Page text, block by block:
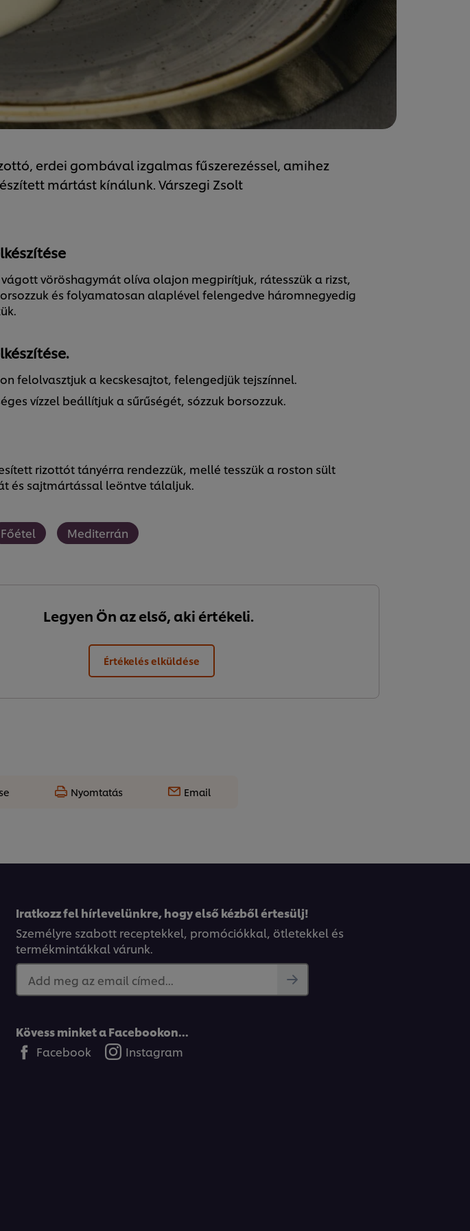
erdei gombával izgalmas fűszerezéssel, amihez
mártást kínálunk. Várszegi Zsolt
vöröshagymát olíva olajon megpirítjuk, rátesszük a rizst,
és folyamatosan alaplével felengedve háromnegyedig
felolvasztjuk a kecskesajtot, felengedjük tejszínnel.
vízzel beállítjuk a sűrűségét, sózzuk borsozzuk.
rizottót tányérra rendezzük, mellé tesszük a roston sült
és sajtmártással leöntve tálaljuk.
Főétel Mediterrán
Legyen Ön az első, aki értékeli.
Értékelés elküldése
Nyomtatás Email
Iratkozz fel hírlevelünkre, hogy első kézből értesülj!
Személyre szabott receptekkel, promóciókkal, ötletekkel és
termékmintákkal várunk.
Add meg az email címed...
Kövess minket a Facebookon...
Facebook
Instagram